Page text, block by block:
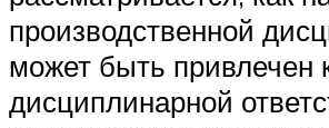
производственной
может быть привлечен
дисциплинарной